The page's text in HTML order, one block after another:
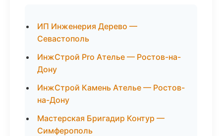
ИП Инженерия Дерево —
Севастополь
ИнжСтрой Pro Ателье — Ростов-на-
Дону
ИнжСтрой Камень Ателье — Ростов-
на-Дону
Мастерская Бригадир Контур —
Симферополь